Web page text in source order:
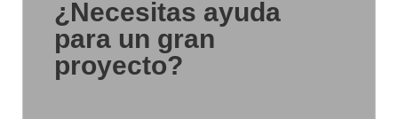
¿Necesitas ayuda
para un gran
proyecto?